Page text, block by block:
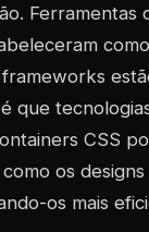
Ferramentas
que
CSS
os
os mais